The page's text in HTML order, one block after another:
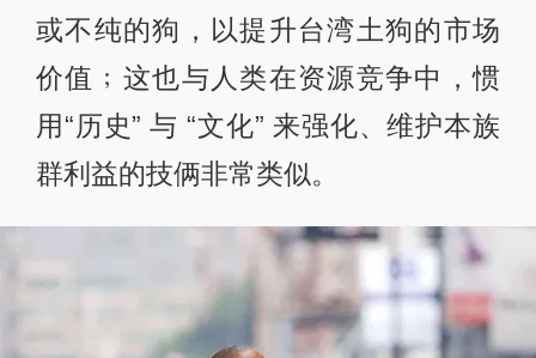
或不纯的狗，以提升台湾土狗的市场
价值﹔这也与人类在资源竞争中，惯
用“历史” 与 “文化” 来强化、维护本族
群利益的技俩非常类似。